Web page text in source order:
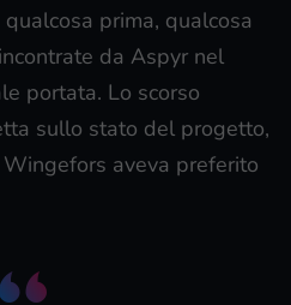
qualcosa prima, qualcosa
da Aspyr nel
portata. Lo scorso
sullo stato del progetto,
aveva preferito